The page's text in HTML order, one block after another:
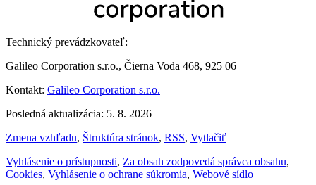
Technický prevádzkovateľ:
Galileo Corporation s.r.o., Čierna Voda 468, 925 06
Kontakt: Galileo Corporation s.r.o.
Posledná aktualizácia: 5. 8. 2026
Zmena vzhľadu, Štruktúra stránok, RSS, Vytlačiť
Vyhlásenie o prístupnosti, Za obsah zodpovedá správca obsahu,
Cookies, Vyhlásenie o ochrane súkromia, Webové sídlo